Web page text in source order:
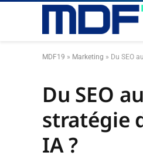
MDF19 » Marketing » Du SEO
Du SEO
stratégie
IA ?